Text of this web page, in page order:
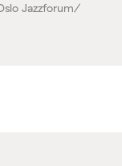
Jazzforum/